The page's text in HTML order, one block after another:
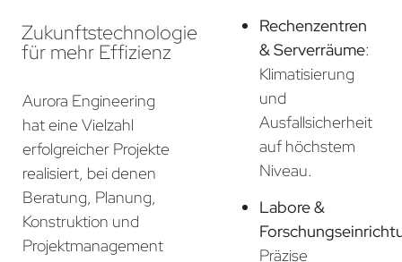
Zukunftstechnologie
für mehr Effizienz
Aurora Engineering
hat eine Vielzahl
erfolgreicher Projekte
realisiert, bei denen
Beratung, Planung,
Konstruktion und
Projektmanagement
Rechenzentren
& Serverräume:
Klimatisierung
und
Ausfallsicherheit
auf höchstem
Niveau.
Labore &
Präzise